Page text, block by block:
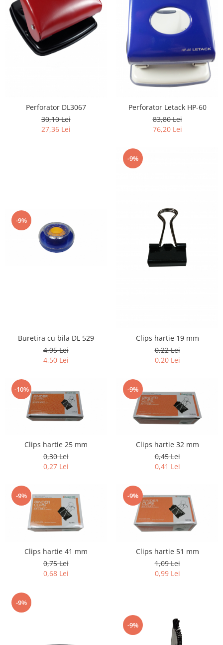
Perforator DL3067
30,10 Lei
27,36 Lei
Perforator Letack HP-60
83,80 Lei
76,20 Lei
-9%
Buretira cu bila DL 529
4,95 Lei
4,50 Lei
-9%
Clips hartie 19 mm
0,22 Lei
0,20 Lei
-10%
Clips hartie 25 mm
0,30 Lei
0,27 Lei
-9%
Clips hartie 32 mm
0,45 Lei
0,41 Lei
-9%
Clips hartie 41 mm
0,75 Lei
0,68 Lei
-9%
Clips hartie 51 mm
1,09 Lei
0,99 Lei
-9%
-9%